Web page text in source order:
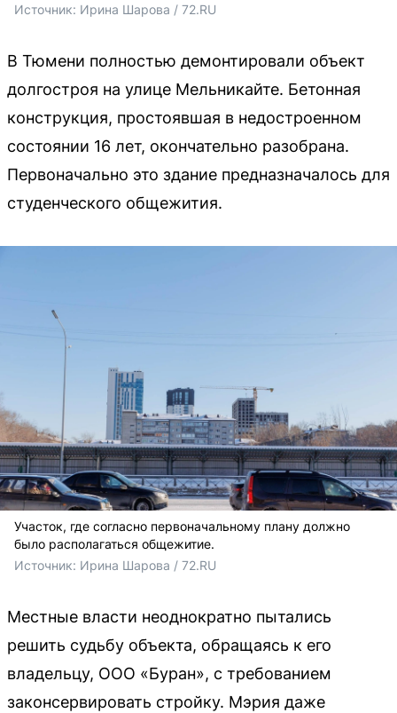
Источник: Ирина Шарова / 72.RU
В Тюмени полностью демонтировали объект
долгостроя на улице Мельникайте. Бетонная
конструкция, простоявшая в недостроенном
состоянии 16 лет, окончательно разобрана.
Первоначально это здание предназначалось для
студенческого общежития.
Участок, где согласно первоначальному плану должно
было располагаться общежитие.
Источник: Ирина Шарова / 72.RU
Местные власти неоднократно пытались
решить судьбу объекта, обращаясь к его
владельцу, ООО «Буран», с требованием
законсервировать стройку. Мэрия даже